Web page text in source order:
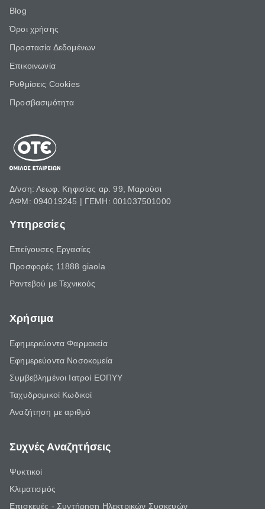
Blog
Όροι χρήσης
Προστασία Δεδομένων
Επικοινωνία
Ρυθμίσεις Cookies
Προσβασιμότητα
Δ/νση: Λεωφ. Κηφισίας αρ. 99, Μαρούσι
ΑΦΜ: 094019245 | ΓΕΜΗ: 001037501000
Υπηρεσίες
Επείγουσες Εργασίες
Προσφορές 11888 giaola
Ραντεβού με Τεχνικούς
Χρήσιμα
Εφημερεύοντα Φαρμακεία
Εφημερεύοντα Νοσοκομεία
Συμβεβλημένοι Ιατροί ΕΟΠΥΥ
Ταχυδρομικοί Κωδικοί
Αναζήτηση με αριθμό
Συχνές Αναζητήσεις
Ψυκτικοί
Κλιματισμός
Επισκευές - Συντήρηση Ηλεκτρικών Συσκευών